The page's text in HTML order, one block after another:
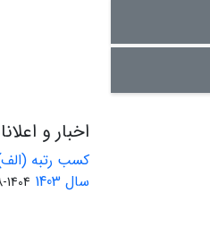
اخبار و
کسب رتبه
سال 1403
1404-08-01